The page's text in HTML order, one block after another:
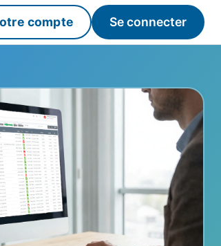
compte Se connecter